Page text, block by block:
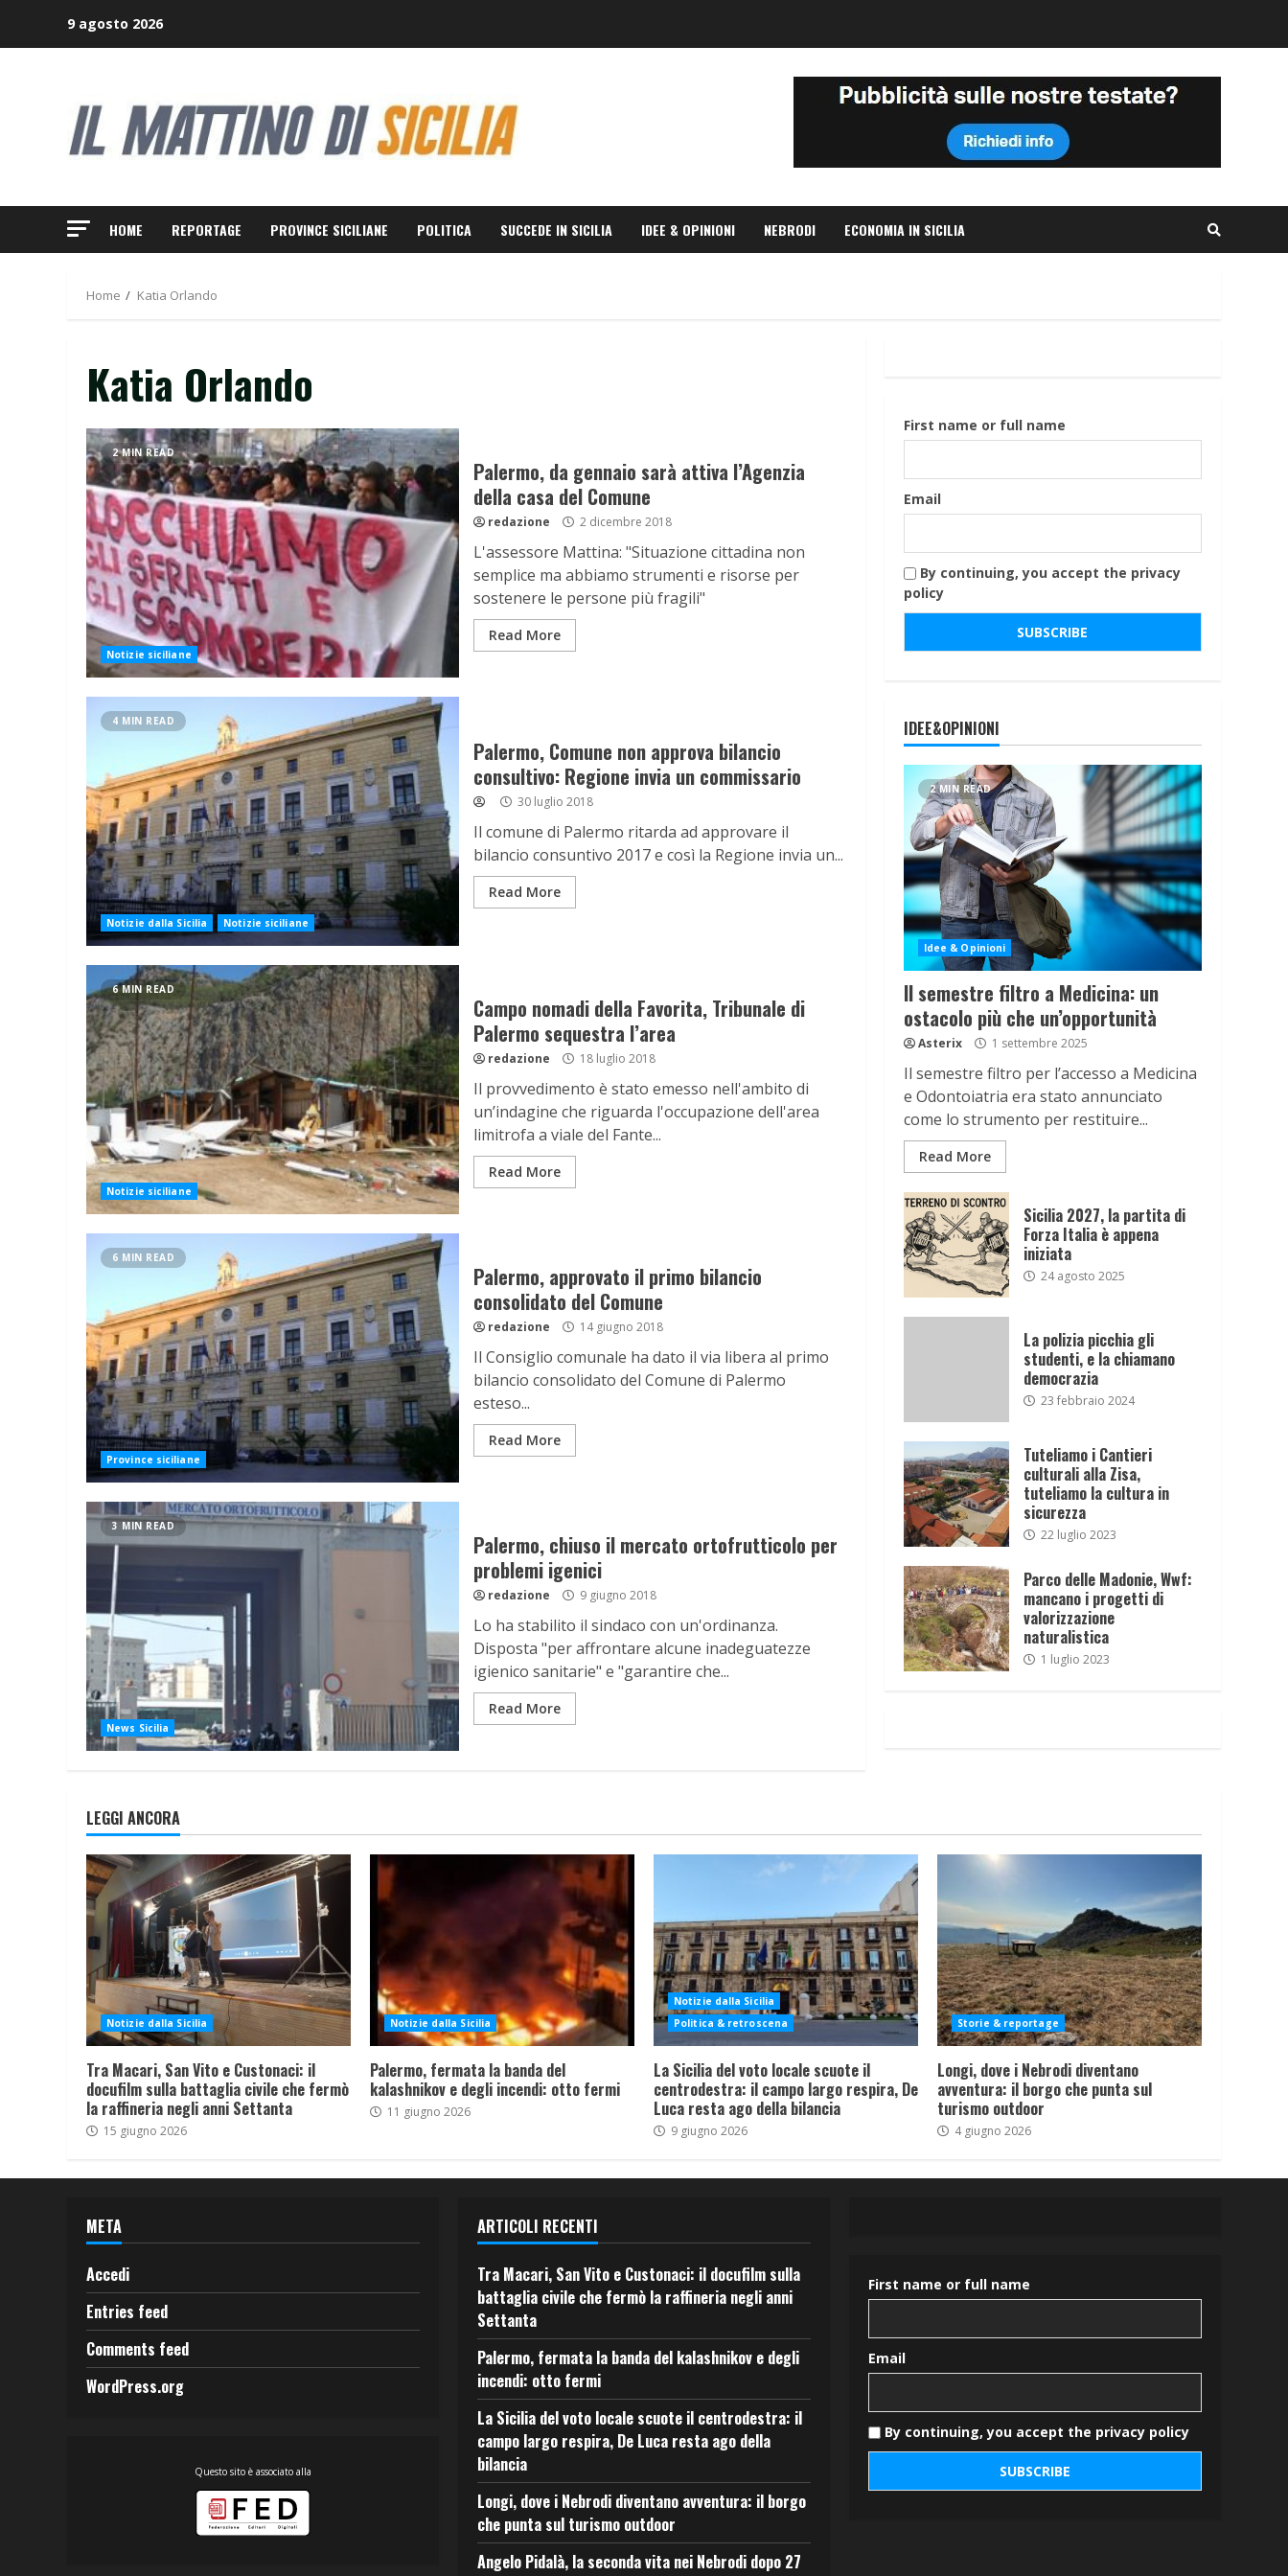
9 agosto 2026
HOME REPORTAGE PROVINCE SICILIANE POLITICA SUCCEDE IN SICILIA IDEE & OPINIONI NEBRODI ECONOMIA IN SICILIA
Home Katia Orlando
Katia Orlando
2 MIN READ
Notizie siciliane
Palermo, da gennaio sarà attiva l’Agenzia
della casa del Comune
redazione 2 dicembre 2018
L'assessore Mattina: "Situazione cittadina non
semplice ma abbiamo strumenti e risorse per
sostenere le persone più fragili"
Read More
4 MIN READ
Notizie dalla Sicilia Notizie siciliane
Palermo, Comune non approva bilancio
consultivo: Regione invia un commissario
30 luglio 2018
Il comune di Palermo ritarda ad approvare il
bilancio consuntivo 2017 e così la Regione invia un...
Read More
6 MIN READ
Notizie siciliane
Campo nomadi della Favorita, Tribunale di
Palermo sequestra l’area
redazione 18 luglio 2018
Il provvedimento è stato emesso nell'ambito di
un’indagine che riguarda l'occupazione dell'area
limitrofa a viale del Fante...
Read More
6 MIN READ
Province siciliane
Palermo, approvato il primo bilancio
consolidato del Comune
redazione 14 giugno 2018
Il Consiglio comunale ha dato il via libera al primo
bilancio consolidato del Comune di Palermo
esteso...
Read More
3 MIN READ
News Sicilia
Palermo, chiuso il mercato ortofrutticolo per
problemi igenici
redazione 9 giugno 2018
Lo ha stabilito il sindaco con un'ordinanza.
Disposta "per affrontare alcune inadeguatezze
igienico sanitarie" e "garantire che...
Read More
First name or full name
Email
By continuing, you accept the privacy
policy
IDEE&OPINIONI
2 MIN READ
Idee & Opinioni
Il semestre filtro a Medicina: un
ostacolo più che un’opportunità
Asterix 1 settembre 2025
Il semestre filtro per l’accesso a Medicina
e Odontoiatria era stato annunciato
come lo strumento per restituire...
Read More
Sicilia 2027, la partita di
Forza Italia è appena
iniziata
24 agosto 2025
La polizia picchia gli
studenti, e la chiamano
democrazia
23 febbraio 2024
Tuteliamo i Cantieri
culturali alla Zisa,
tuteliamo la cultura in
sicurezza
22 luglio 2023
Parco delle Madonie, Wwf:
mancano i progetti di
valorizzazione
naturalistica
1 luglio 2023
LEGGI ANCORA
Notizie dalla Sicilia
Tra Macari, San Vito e Custonaci: il
docufilm sulla battaglia civile che fermò
la raffineria negli anni Settanta
15 giugno 2026
Notizie dalla Sicilia
Palermo, fermata la banda del
kalashnikov e degli incendi: otto fermi
11 giugno 2026
Notizie dalla Sicilia
Politica & retroscena
La Sicilia del voto locale scuote il
centrodestra: il campo largo respira, De
Luca resta ago della bilancia
9 giugno 2026
Storie & reportage
Longi, dove i Nebrodi diventano
avventura: il borgo che punta sul
turismo outdoor
4 giugno 2026
META
Accedi
Entries feed
Comments feed
WordPress.org
Questo sito è associato alla
ARTICOLI RECENTI
Tra Macari, San Vito e Custonaci: il docufilm sulla
battaglia civile che fermò la raffineria negli anni
Settanta
Palermo, fermata la banda del kalashnikov e degli
incendi: otto fermi
La Sicilia del voto locale scuote il centrodestra: il
campo largo respira, De Luca resta ago della
bilancia
Longi, dove i Nebrodi diventano avventura: il borgo
che punta sul turismo outdoor
Angelo Pidalà, la seconda vita nei Nebrodi dopo 27
First name or full name
Email
By continuing, you accept the privacy policy